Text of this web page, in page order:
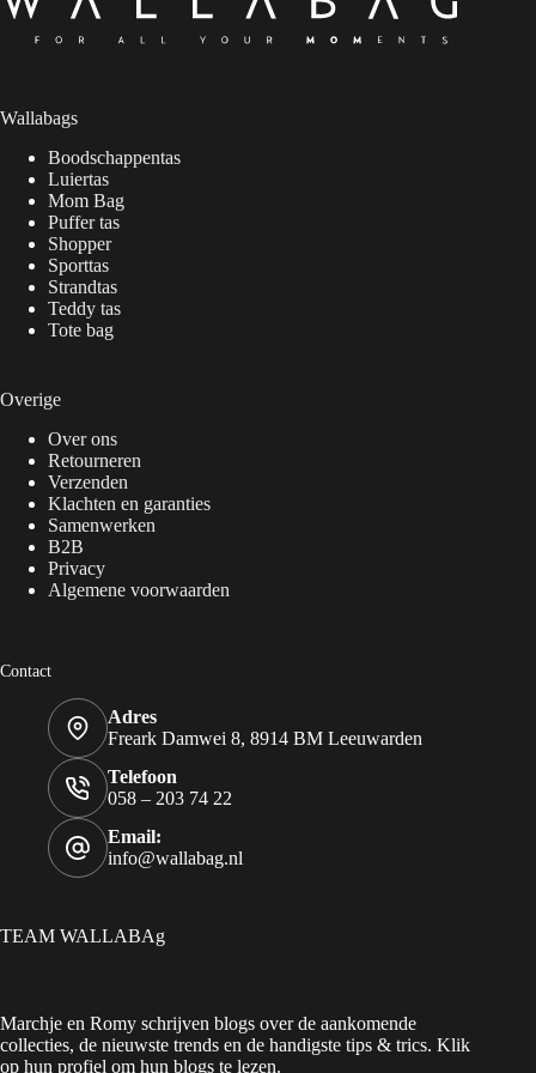
Wallabags
Boodschappentas
Luiertas
Mom Bag
Puffer tas
Shopper
Sporttas
Strandtas
Teddy tas
Tote bag
Overige
Over ons
Retourneren
Verzenden
Klachten en garanties
Samenwerken
B2B
Privacy
Algemene voorwaarden
Contact
Adres
Freark Damwei 8, 8914 BM Leeuwarden
Telefoon
058 – 203 74 22
Email:
info@wallabag.nl
TEAM WALLABAg
Marchje en Romy schrijven blogs over de aankomende
collecties, de nieuwste trends en de handigste tips & trics. Klik
op hun profiel om hun blogs te lezen.